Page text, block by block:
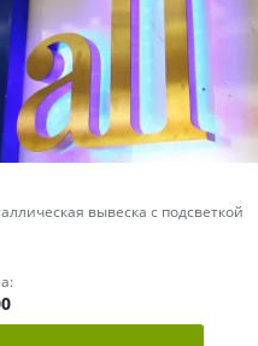
вывеска с подсветкой